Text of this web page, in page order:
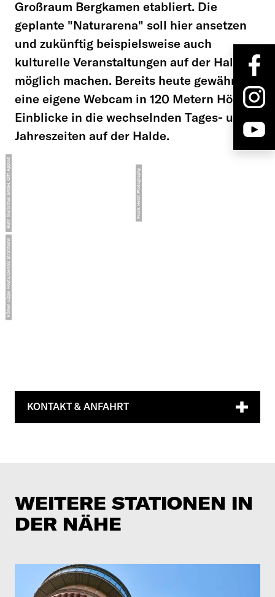
Großraum Bergkamen etabliert. Die
geplante "Naturarena" soll hier ansetzen
und zukünftig beispielsweise auch
kulturelle Veranstaltungen auf der Halde
möglich machen. Bereits heute gewährt
eine eigene Webcam in 120 Metern Höhe
Einblicke in die wechselnden Tages- und
Jahreszeiten auf der Halde.
KONTAKT & ANFAHRT
WEITERE STATIONEN IN
DER NÄHE